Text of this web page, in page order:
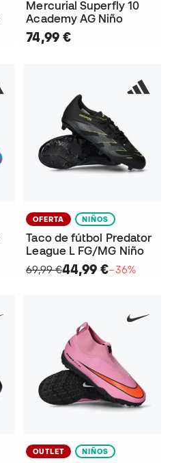
Mercurial Superfly 10
Academy AG Niño
74,99 €
OFERTA NIÑOS
Taco de fútbol Predator
League L FG/MG Niño
69,99 €44,99 €−36%
OUTLET NIÑOS